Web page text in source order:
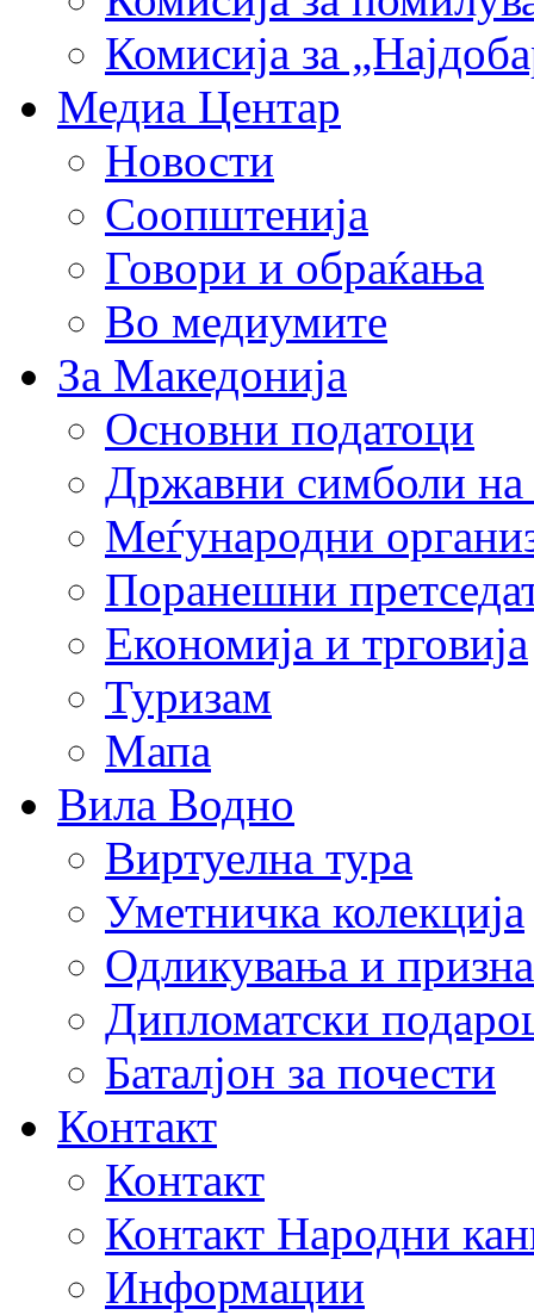
Комисија за
Медиа Центар
Новости
Соопштенија
Говори и обраќања
Во медиумите
За Македонија
Основни податоци
Државни симболи
Меѓународни
Поранешни
Економија и трговија
Туризам
Мапа
Вила Водно
Виртуелна тура
Уметничка колекција
Одликувања и
Дипломатски
Баталјон за почести
Контакт
Контакт
Контакт Народни
Информации